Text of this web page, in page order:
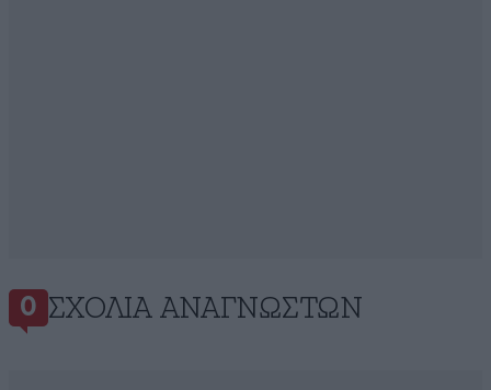
0 ΣΧΌΛΙΑ ΑΝΑΓΝΩΣΤΏΝ